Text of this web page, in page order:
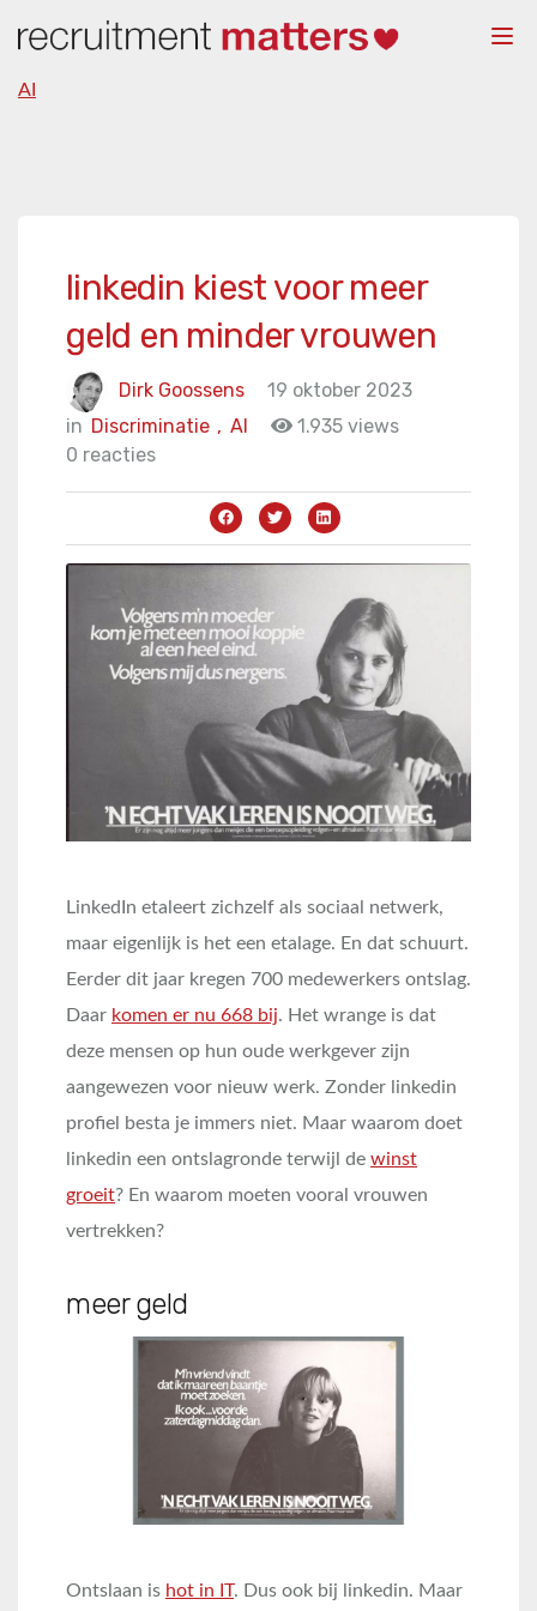
AI
linkedin kiest voor meer
geld en minder vrouwen
Dirk Goossens
19 oktober 2023
in
AI
Discriminatie ,
1.935 views
0 reacties
LinkedIn etaleert zichzelf als sociaal netwerk,
maar eigenlijk is het een etalage. En dat schuurt.
Eerder dit jaar kregen 700 medewerkers ontslag.
Daar komen er nu 668 bij. Het wrange is dat
deze mensen op hun oude werkgever zijn
aangewezen voor nieuw werk. Zonder linkedin
profiel besta je immers niet. Maar waarom doet
linkedin een ontslagronde terwijl de winst
groeit? En waarom moeten vooral vrouwen
vertrekken?
meer geld
Ontslaan is hot in IT. Dus ook bij linkedin. Maar